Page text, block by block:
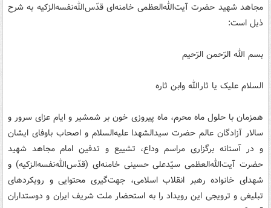
مجاهد شهید حضرت آیت‌الله‌العظمی خامنه‌ای‌ قدّس‌الله‌نفسه‌الزکیه به شرح
ذیل است:
بسم الله الرّحمن الرّحیم
السلام علیک یا ثارالله وابن ثاره
همزمان با حلول ماه محرم، ماه پیروزی خون بر شمشیر و ایام عزای سرور و
سالار آزادگان عالم حضرت سیدالشهدا علیه‌السلام و اصحاب باوفای ایشان
و در آستانه برگزاری مراسم وداع، تشییع و تدفین امام مجاهد شهید
حضرت آیت‌الله‌العظمی سیّدعلی حسینی خامنه‌ای (قدّس‌الله‌نفسه‌الزکیه) و
شهدای خانواده رهبر انقلاب اسلامی، جهت‌گیری محتوایی و رویکردهای
تبلیغی و ترویجی این رویداد را به‌ استحضار ملت شریف ایران و دوستداران